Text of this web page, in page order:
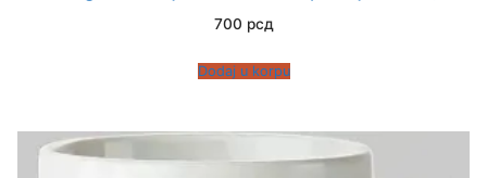
700 рсд
Dodaj u korpu